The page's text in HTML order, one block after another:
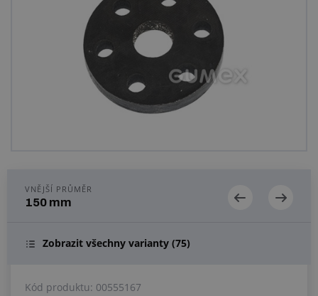
Zlepšení pracovního prostředí
Další pryžové a plastové výrobky
Centrum poptávek
VNĚJŠÍ PRŮMĚR
150 mm
Zobrazit všechny varianty (75)
Kód produktu: 00555167